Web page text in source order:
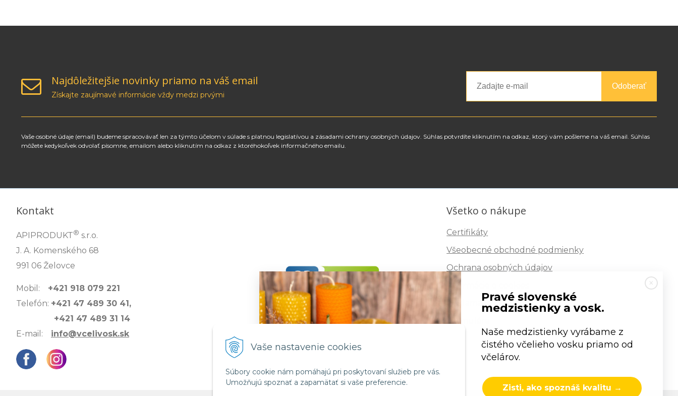
Vaše nastavenie cookies
Súbory cookie nám pomáhajú pri poskytovaní služieb pre vás.
Umožňujú spoznať a zapamätať si vaše preferencie.
Najdôležitejšie novinky priamo na váš email
Získajte zaujímavé informácie vždy medzi prvými
Odoberať
Vaše osobné údaje (email) budeme spracovávať len za týmto účelom v súlade s platnou legislatívou a zásadami ochrany osobných údajov. Súhlas potvrdíte kliknutím na odkaz, ktorý vám pošleme na váš email. Súhlas
môžete kedykoľvek odvolať písomne, emailom alebo kliknutím na odkaz z ktoréhokoľvek informačného emailu.
Kontakt
APIPRODUKT® s.r.o.
J. A. Komenského 68
991 06 Želovce
Mobil: +421 918 079 221
Telefón: +421 47 489 30 41,
+421 47 489 31 14
E-mail: info@vcelivosk.sk
Všetko o nákupe
Certifikáty
Všeobecné obchodné podmienky
Ochrana osobných údajov
Informácie o cookies
Reklamačný poriadok
Formuláre
Pravé slovenské
medzistienky a vosk.
Naše medzistienky vyrábame z
čistého včelieho vosku priamo od
včelárov.
Zisti, ako spoznáš kvalitu →